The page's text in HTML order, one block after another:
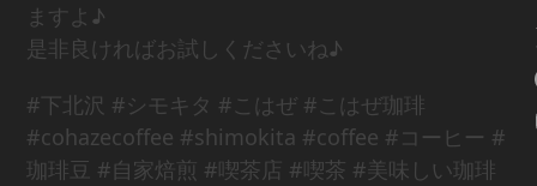
ますよ♪
是非良ければお試しくださいね♪
#下北沢 #シモキタ #こはぜ #こはぜ珈琲
#cohazecoffee #shimokita #coffee #コーヒー #
珈琲豆 #自家焙煎 #喫茶店 #喫茶 #美味しい珈琲